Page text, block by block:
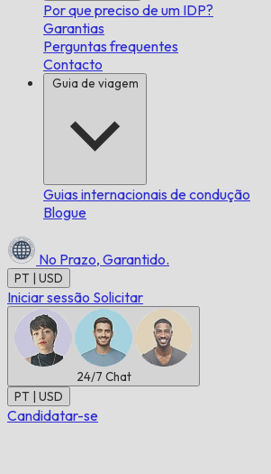
Por que preciso de um IDP?
Garantias
Perguntas frequentes
Contacto
Guia de viagem
Guias internacionais de condução
Blogue
No Prazo, Garantido.
PT | USD
Iniciar sessão Solicitar
24/7 Chat
PT | USD
Candidatar-se